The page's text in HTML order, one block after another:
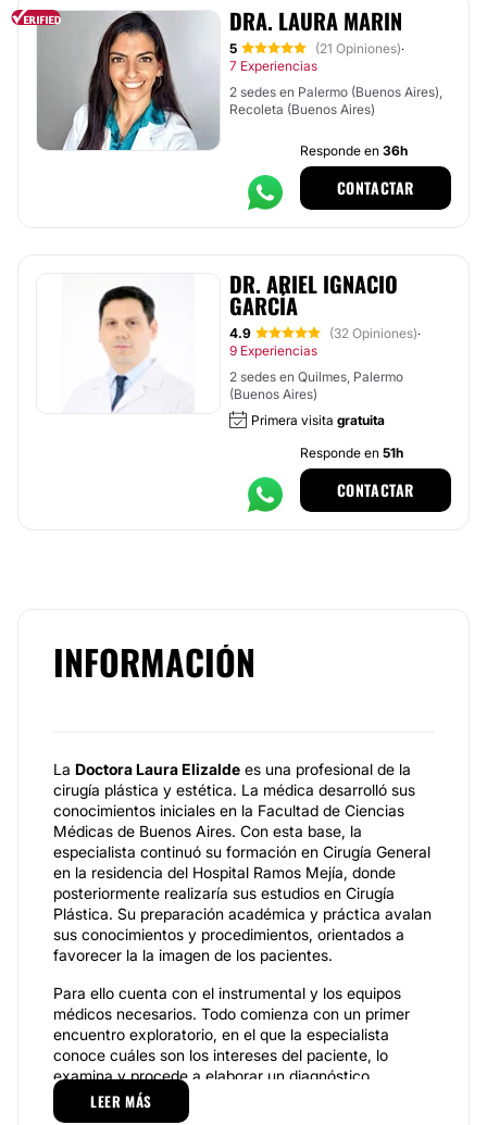
DRA. LAURA MARIN
5 (21 Opiniones)·
7 Experiencias
2 sedes en Palermo (Buenos Aires),
Recoleta (Buenos Aires)
Responde en 36h
CONTACTAR
DR. ARIEL IGNACIO
GARCÍA
4.9 (32 Opiniones)·
9 Experiencias
2 sedes en Quilmes, Palermo
(Buenos Aires)
Primera visita gratuita
Responde en 51h
CONTACTAR
INFORMACIÓN
La Doctora Laura Elizalde es una profesional de la
cirugía plástica y estética. La médica desarrolló sus
conocimientos iniciales en la Facultad de Ciencias
Médicas de Buenos Aires. Con esta base, la
especialista continuó su formación en Cirugía General
en la residencia del Hospital Ramos Mejía, donde
posteriormente realizaría sus estudios en Cirugía
Plástica. Su preparación académica y práctica avalan
sus conocimientos y procedimientos, orientados a
favorecer la la imagen de los pacientes.
Para ello cuenta con el instrumental y los equipos
médicos necesarios. Todo comienza con un primer
encuentro exploratorio, en el que la especialista
conoce cuáles son los intereses del paciente, lo
examina y procede a elaborar un diagnóstico.
Abarcado este proceso, la
explicará cuál es el método adecuado para satisfacer
LEER MÁS